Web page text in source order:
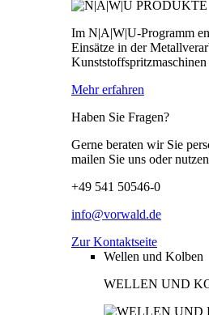
Im N|A|W|U-Programm
Einsätze in der
Kunststoffspritzmaschinen
Mehr erfahren
Haben Sie Fragen?
Gerne beraten wir Sie
mailen Sie uns oder
+49 541 50546-0
info@vorwald.de
Zur Kontaktseite
Wellen und Kolben
WELLEN UND